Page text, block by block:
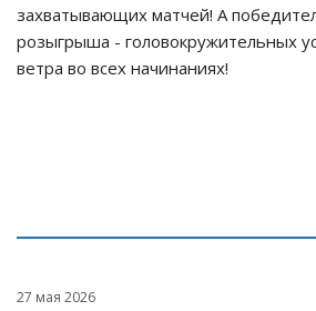
захватывающих матчей! А
розыгрыша - головокружительных
ветра во всех начинаниях!
27 мая 2026